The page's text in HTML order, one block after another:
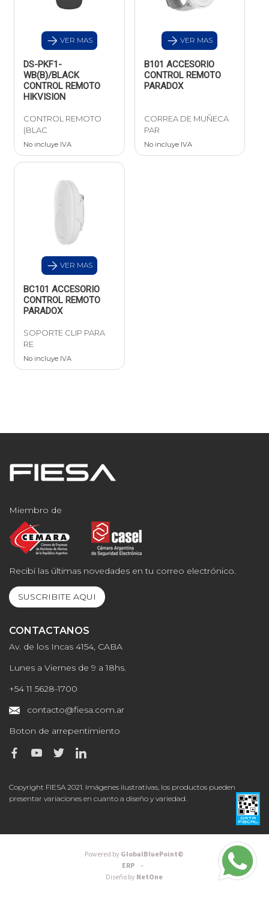
VER MAS
DS-PKF1-
WB(B)/BLACK
CONTROL REMOTO
HIKVISION
CONTROL REMOTO
(BLAC
No incluye IVA
VER MAS
B101 ACCESORIO
CONTROL REMOTO
PARADOX
CORREA DE MUÑECA
PAR
No incluye IVA
VER MAS
BC101 ACCESORIO
CONTROL REMOTO
PARADOX
SOPORTE CLIP PARA
RE
No incluye IVA
Miembro de
Recibí las últimas novedades en tu correo electrónico.
SUSCRIBITE AQUI
CONTACTANOS
Av. de los Incas 4154, CABA
Lunes a Viernes de 9 a 18hs.
+54 11 5628-1700
contacto@fiesa.com.ar
Boton de arrepentimiento
Copyright FIESA 2021. Imágenes ilustrativas, los productos pueden
presentar variaciones en cuanto a diseño y variedad.
Powered byGlobalBluePoint©
ERP -
Diseño byNetOne